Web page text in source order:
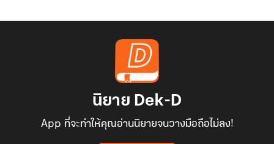
นิยาย Dek-D
App ที่จะทำให้คุณอ่านนิยายจนวางมือถือไม่ลง!